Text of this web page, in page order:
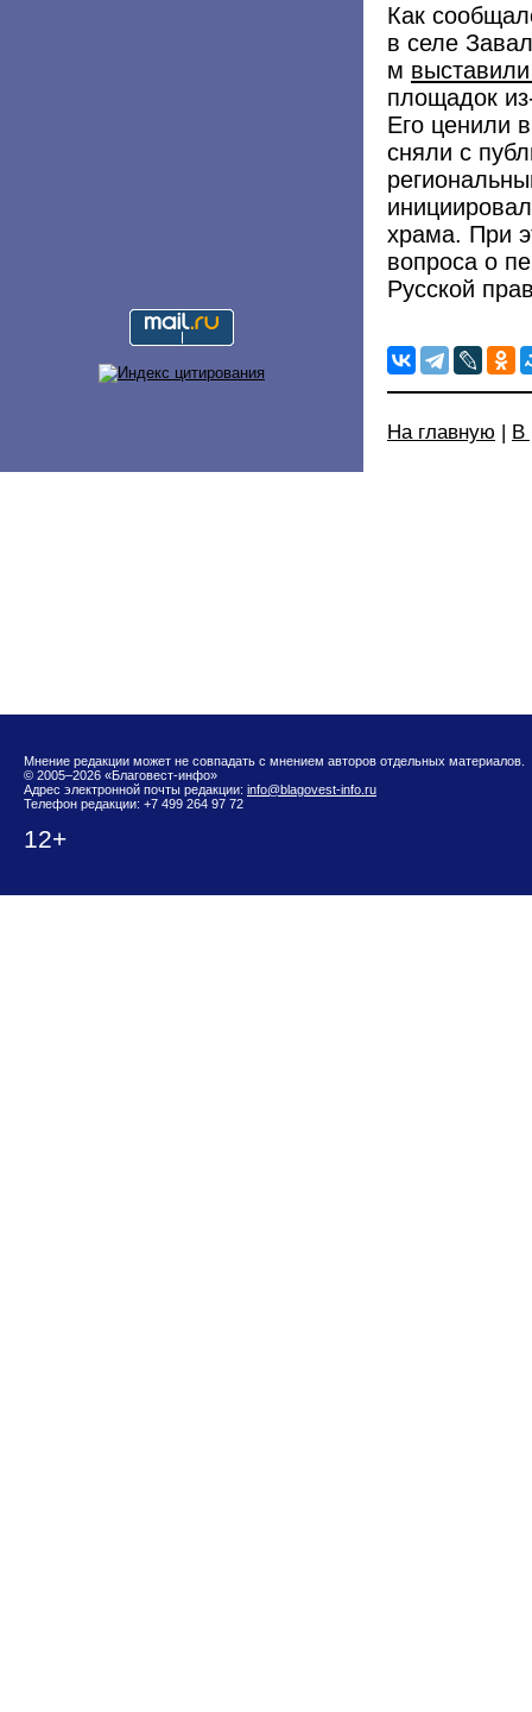
Как
в селе
м
площадок
Его ценили
сняли с
храма. При
вопроса о
Русской
На главную | В
Мнение редакции может не совпадать с мнением авторов отдельных материалов.
© 2005–2026 «Благовест-инфо»
Адрес электронной почты редакции: info@blagovest-info.ru
Телефон редакции: +7 499 264 97 72
12+